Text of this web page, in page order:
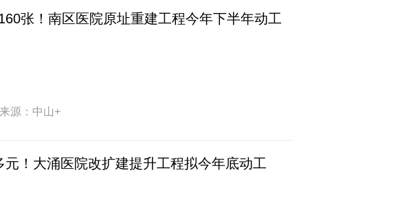
张！南区医院原址重建工程今年下半年动工
来源：中山+
元！大涌医院改扩建提升工程拟今年底动工